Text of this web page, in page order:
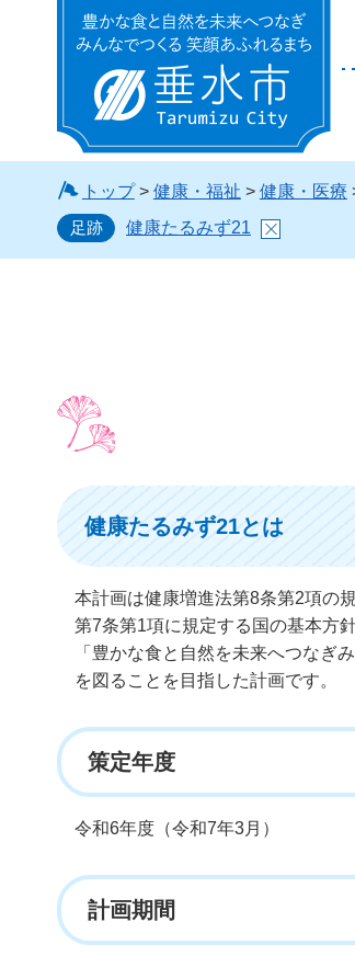
垂水市
トップ> 健康・福祉 > 健康・医療
足跡
健康たるみず21
健康たるみず21とは
本計画は健康増進法第8条第2項の
第7条第1項に規定する国の基本方
「豊かな食と自然を未来へつなぎ
を図ることを目指した計画です。
策定年度
令和6年度（令和7年3月）
計画期間